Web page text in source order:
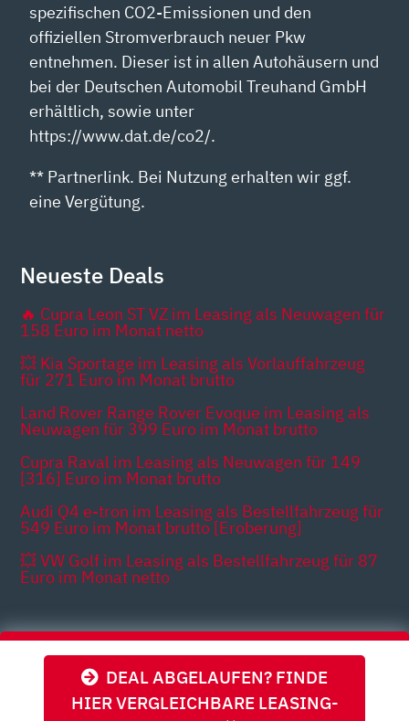
DEAL ABGELAUFEN? FINDE
HIER VERGLEICHBARE LEASING-
spezifischen CO2-Emissionen und den
offiziellen Stromverbrauch neuer Pkw
entnehmen. Dieser ist in allen Autohäusern und
bei der Deutschen Automobil Treuhand GmbH
erhältlich, sowie unter
https://www.dat.de/co2/.
** Partnerlink. Bei Nutzung erhalten wir ggf.
eine Vergütung.
Neueste Deals
🔥 Cupra Leon ST VZ im Leasing als Neuwagen für
158 Euro im Monat netto
💥 Kia Sportage im Leasing als Vorlauffahrzeug
für 271 Euro im Monat brutto
Land Rover Range Rover Evoque im Leasing als
Neuwagen für 399 Euro im Monat brutto
Cupra Raval im Leasing als Neuwagen für 149
[316] Euro im Monat brutto
Audi Q4 e-tron im Leasing als Bestellfahrzeug für
549 Euro im Monat brutto [Eroberung]
💥 VW Golf im Leasing als Bestellfahrzeug für 87
Euro im Monat netto